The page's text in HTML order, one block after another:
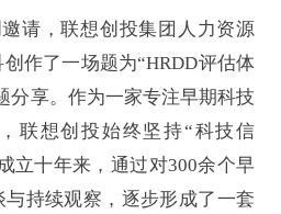
请，联想创投集团人力资源
作了一场题为“HRDD评估体
分享。作为一家专注早期科技
联想创投始终坚持“科技信
立十年来，通过对300余个早
持续观察，逐步形成了一套